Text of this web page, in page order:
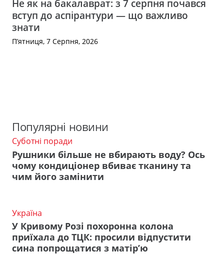
Не як на бакалаврат: з 7 серпня почався
вступ до аспірантури — що важливо
знати
П’ятниця, 7 Серпня, 2026
Популярні новини
Суботні поради
Рушники більше не вбирають воду? Ось
чому кондиціонер вбиває тканину та
чим його замінити
Україна
У Кривому Розі похоронна колона
приїхала до ТЦК: просили відпустити
сина попрощатися з матір’ю